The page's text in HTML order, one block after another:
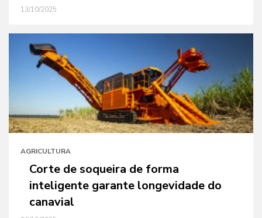
13/10/2025
AGRICULTURA
Corte de soqueira de forma
inteligente garante longevidade do
canavial